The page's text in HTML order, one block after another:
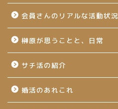
会員さんのリアルな活動状況
榊原が思うことと、日常
サチ活の紹介
婚活のあれこれ